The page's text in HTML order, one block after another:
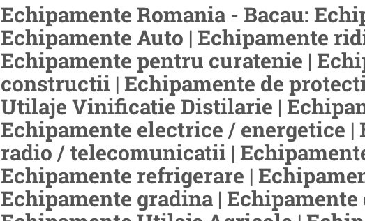
Echipamente Romania - Bacau:
Echipamente Auto | Echipamente
Echipamente pentru curatenie |
constructii | Echipamente de
Utilaje Vinificatie Distilarie |
Echipamente electrice / energetice |
radio / telecomunicatii |
Echipamente refrigerare |
Echipamente gradina | Echipamente